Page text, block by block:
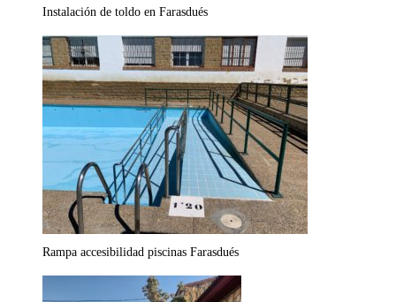
Instalación de toldo en Farasdués
Rampa accesibilidad piscinas Farasdués